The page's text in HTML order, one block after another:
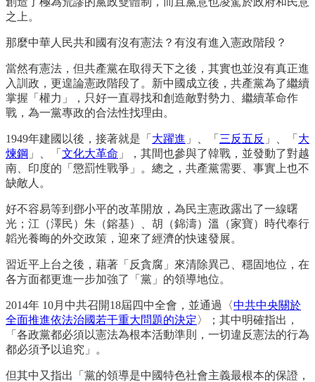
之上。
那麼中華人民共和國有沒有憲法？有沒有進入憲政階段？
當然有憲法，但共產黨在取得天下之後，其實也並沒有真正進
入訓政，更遑論憲政階段了。新中國成立後，共產黨為了繼續
掌握「權力」，只好一直尋找和創造敵對勢力、繼續革命作
戰，為一黨專政的合法性找理由。
1949年建國以後，接著就是「 大躍進 」、「 三反五反 」、「 大
煉鋼 」、「 文化大革命 」，其間也參與了韓戰，並發動了對越
南、印度的「懲罰性戰爭」。總之，共產黨需要、事實上也不
缺敵人。
好不容易等到鄧小平的改革開放，為民主憲政露出了一線曙
光；江（澤民）朱（鎔基）、胡（錦濤）溫（家寶）時代奉行
韜光養晦的外交政策，迎來了經濟的快速發展。
習近平上台之後，藉著「反貪腐」來清除異己、穩固地位，在
各方面都更進一步加強了「黨」的領導地位。
2014年 10月中共召開18屆四中全會，並通過〈中共中央關於
全面推進依法治國若干重大問題的決定〉；其中明確指出，
「各政黨都必須以憲法為根本活動準則，一切違反憲法的行為
都必須予以追究」。
但其中又指出「黨的領導是中國特色社會主義最根本的保證，